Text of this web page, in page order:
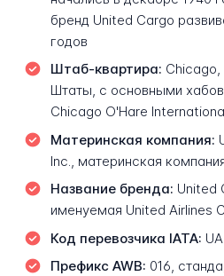
бренд United Cargo
годов
Штаб-квартира:
Штаты, с основными
Chicago O'Hare
Материнская компания:
Inc., материнская
Название бренда: United
именуемая United Airlines
Код перевозчика IATA: UA
Префикс AWB: 016,